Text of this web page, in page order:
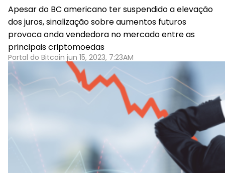
Apesar do BC americano ter suspendido a elevação
dos juros, sinalização sobre aumentos futuros
provoca onda vendedora no mercado entre as
principais criptomoedas
Portal do Bitcoin jun 15, 2023, 7:23AM